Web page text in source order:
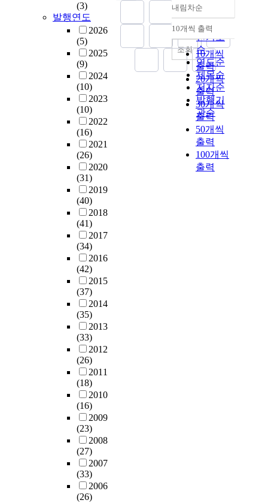
(3)
발행연도
2026
(5)
2025
(9)
2024
(10)
2023
(10)
2022
(16)
2021
(26)
2020
(31)
2019
(40)
2018
(41)
2017
(34)
2016
(42)
2015
(37)
2014
(35)
2013
(33)
2012
(26)
2011
(18)
2010
(16)
2009
(23)
2008
(27)
2007
(33)
2006
(26)
정확도
순
인기도
순
연도순
제목순
저자순
발행기
관순
내림차순
내림차순
10개씩 출력
10개씩
출력
20개씩
출력
30개씩
출력
50개씩
출력
100개씩
출력
조회